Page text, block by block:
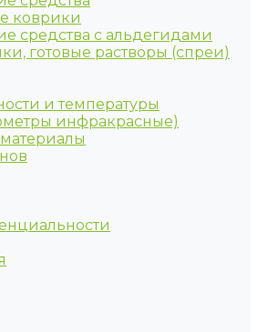
коврики
средства с альдегидами
готовые растворы (спреи)
и температуры
инфракрасные)